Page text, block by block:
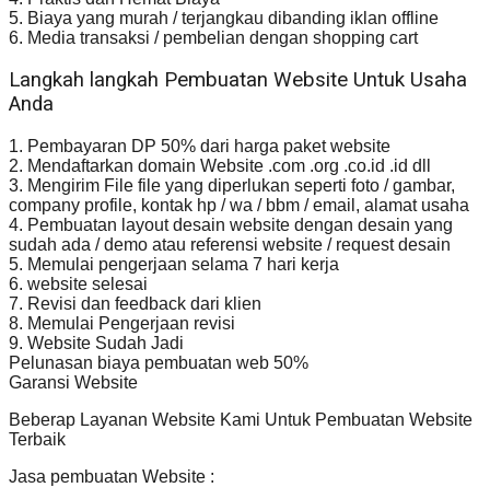
5. Biaya yang murah / terjangkau dibanding iklan offline
6. Media transaksi / pembelian dengan shopping cart
Langkah langkah Pembuatan Website Untuk Usaha
Anda
1. Pembayaran DP 50% dari harga paket website
2. Mendaftarkan domain Website .com .org .co.id .id dll
3. Mengirim File file yang diperlukan seperti foto / gambar,
company profile, kontak hp / wa / bbm / email, alamat usaha
4. Pembuatan layout desain website dengan desain yang
sudah ada / demo atau referensi website / request desain
5. Memulai pengerjaan selama 7 hari kerja
6. website selesai
7. Revisi dan feedback dari klien
8. Memulai Pengerjaan revisi
9. Website Sudah Jadi
Pelunasan biaya pembuatan web 50%
Garansi Website
Beberap Layanan Website Kami Untuk Pembuatan Website
Terbaik
Jasa pembuatan Website :